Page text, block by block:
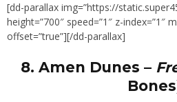
[dd-parallax img=”https://
height=”700″ speed=”1″ z-index=”1″
offset=”true”][/dd-parallax]
8. Amen Dunes –